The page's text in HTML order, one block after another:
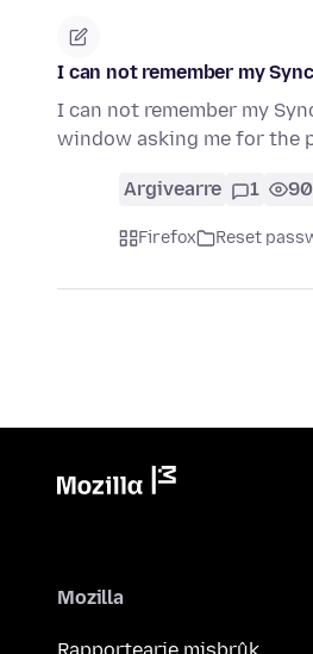
I can not remember my
I can not remember my
window asking me for the
Argivearre 1 90
Firefox Reset
Mozilla